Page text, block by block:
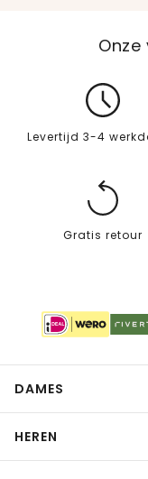
Levertijd 3-4
Gratis retour
DAMES
HEREN